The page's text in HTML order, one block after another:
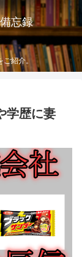
忘録
紹介。
学歴に妻